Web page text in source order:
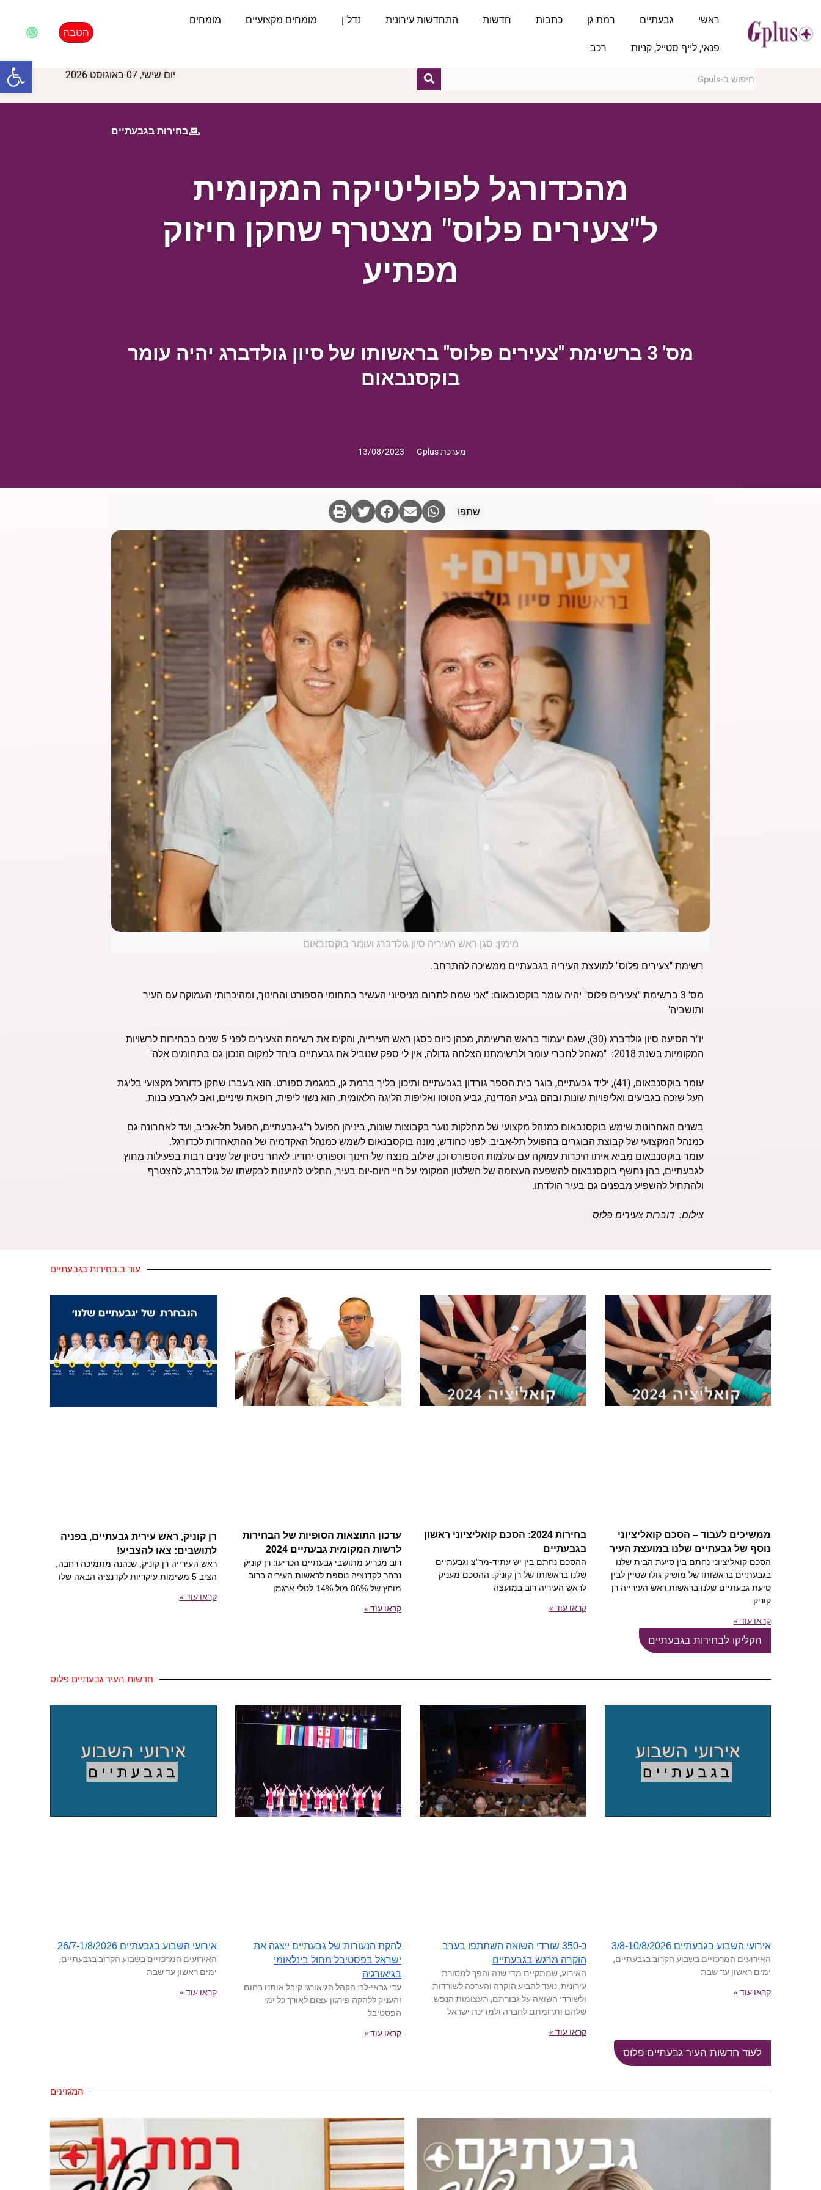
ראשי גבעתיים רמת גן כתבות חדשות התחדשות עירונית נדל"ן מומחים מקצועיים מומחים
פנאי, לייף סטייל, קניות רכב
הטבה
יום שישי, 07 באוגוסט 2026
בחירות בגבעתיים
מהכדורגל לפוליטיקה המקומית
ל"צעירים פלוס" מצטרף שחקן חיזוק
מפתיע
מס' 3 ברשימת "צעירים פלוס" בראשותו של סיון גולדברג יהיה עומר
בוקסנבאום
מערכת Gplus 13/08/2023
שתפו
מימין: סגן ראש העיריה סיון גולדברג ועומר בוקסנבאום
רשימת "צעירים פלוס" למועצת העיריה בגבעתיים ממשיכה להתרחב.
מס' 3 ברשימת "צעירים פלוס" יהיה עומר בוקסנבאום: "אני שמח לתרום מניסיוני העשיר בתחומי הספורט והחינוך, ומהיכרותי העמוקה עם העיר
ותושביה"
יו"ר הסיעה סיון גולדברג (30), שגם יעמוד בראש הרשימה, מכהן כיום כסגן ראש העירייה, והקים את רשימת הצעירים לפני 5 שנים בבחירות לרשויות
המקומיות בשנת 2018: "מאחל לחברי עומר ולרשימתנו הצלחה גדולה, אין לי ספק שנוביל את גבעתיים ביחד למקום הנכון גם בתחומים אלה"
עומר בוקסנבאום, (41), יליד גבעתיים, בוגר בית הספר גורדון בגבעתיים ותיכון בליך ברמת גן, במגמת ספורט. הוא בעברו שחקן כדורגל מקצועי בליגת
העל שזכה בגביעים ואליפויות שונות ובהם גביע המדינה, גביע הטוטו ואליפות הליגה הלאומית. הוא נשוי ליפית, רופאת שיניים, ואב לארבע בנות.
בשנים האחרונות שימש בוקסנבאום כמנהל מקצועי של מחלקות נוער בקבוצות שונות, ביניהן הפועל ר"ג-גבעתיים, הפועל תל-אביב, ועד לאחרונה גם
כמנהל המקצועי של קבוצת הבוגרים בהפועל תל-אביב. לפני כחודש, מונה בוקסבנאום לשמש כמנהל האקדמיה של ההתאחדות לכדורגל.
עומר בוקסנבאום מביא איתו היכרות עמוקה עם עולמות הספורט וכן, שילוב מנצח של חינוך וספורט יחדיו. לאחר ניסיון של שנים רבות בפעילות מחוץ
לגבעתיים, בהן נחשף בוקסנבאום להשפעה העצומה של השלטון המקומי על חיי היום-יום בעיר, החליט להיענות לבקשתו של גולדברג, להצטרף
ולהתחיל להשפיע מבפנים גם בעיר הולדתו.
צילום: דוברות צעירים פלוס
עוד ב.בחירות בגבעתיים
ממשיכים לעבוד – הסכם קואליציוני
נוסף של גבעתיים שלנו במועצת העיר
הסכם קואליציוני נחתם בין סיעת הבית שלנו
בגבעתיים בראשותו של מושיק גולדשטיין לבין
סיעת גבעתיים שלנו בראשות ראש העירייה רן
קוניק.
קראו עוד »
בחירות 2024: הסכם קואליציוני ראשון
בגבעתיים
ההסכם נחתם בין יש עתיד-מר"צ וגבעתיים
שלנו בראשותו של רן קוניק. ההסכם מעניק
לראש העיריה רוב במועצה
קראו עוד »
עדכון התוצאות הסופיות של הבחירות
לרשות המקומית גבעתיים 2024
רוב מכריע מתושבי גבעתיים הכריעו: רן קוניק
נבחר לקדנציה נוספת לראשות העיריה ברוב
מוחץ של 86% מול 14% לטלי ארגמן
קראו עוד »
רן קוניק, ראש עירית גבעתיים, בפניה
לתושבים: צאו להצביע!
ראש העירייה רן קוניק, שנהנה מתמיכה רחבה,
הציב 5 משימות עיקריות לקדנציה הבאה שלו
קראו עוד »
הקליקו לבחירות בגבעתיים
חדשות העיר גבעתיים פלוס
אירועי השבוע בגבעתיים 3/8-10/8/2026
האירועים המרכזיים בשבוע הקרוב בגבעתיים,
ימים ראשון עד שבת
קראו עוד »
כ-350 שורדי השואה השתתפו בערב
הוקרה מרגש בגבעתיים
האירוע, שמתקיים מדי שנה והפך למסורת
עירונית, נועד להביע הוקרה והערכה לשורדות
ולשורדי השואה על גבורתם, תעצומות הנפש
שלהם ותרומתם לחברה ולמדינת ישראל
קראו עוד »
להקת הנעורות של גבעתיים ייצגה את
ישראל בפסטיבל מחול בינלאומי
בגיאורגיה
עדי גבאי-לב: הקהל הגיאורגי קיבל אותנו בחום
והעניק ללהקה פירגון עצום לאורך כל ימי
הפסטיבל
קראו עוד »
אירועי השבוע בגבעתיים 26/7-1/8/2026
האירועים המרכזיים בשבוע הקרוב בגבעתיים,
ימים ראשון עד שבת
קראו עוד »
לעוד חדשות העיר גבעתיים פלוס
המגזינים
פתח